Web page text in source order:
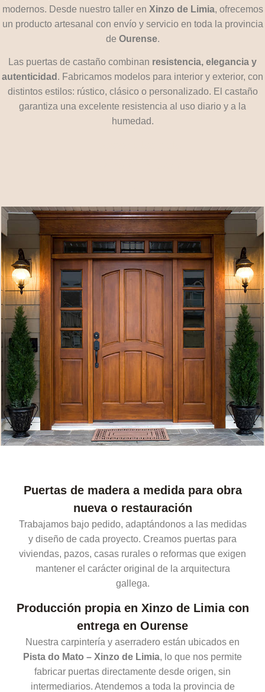
modernos. Desde nuestro taller en Xinzo de Limia, ofrecemos
un producto artesanal con envío y servicio en toda la provincia
de Ourense.
Las puertas de castaño combinan resistencia, elegancia y
autenticidad . Fabricamos modelos para interior y exterior, con
distintos estilos: rústico, clásico o personalizado. El castaño
garantiza una excelente resistencia al uso diario y a la
humedad.
Puertas de madera a medida para obra
nueva o restauración
Trabajamos bajo pedido, adaptándonos a las medidas
y diseño de cada proyecto. Creamos puertas para
viviendas, pazos, casas rurales o reformas que exigen
mantener el carácter original de la arquitectura
gallega.
Producción propia en Xinzo de Limia con
entrega en Ourense
Nuestra carpintería y aserradero están ubicados en
Pista do Mato – Xinzo de Limia, lo que nos permite
fabricar puertas directamente desde origen, sin
intermediarios. Atendemos a toda la provincia de